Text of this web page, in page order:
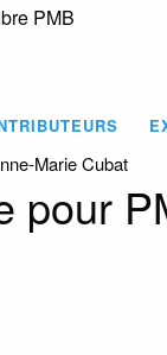
PMB
Marie Cubat
pour